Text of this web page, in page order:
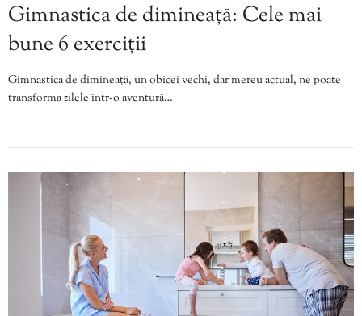
Gimnastica de dimineață: Cele mai
bune 6 exerciții
Gimnastica de dimineață, un obicei vechi, dar mereu actual, ne poate
transforma zilele într-o aventură…